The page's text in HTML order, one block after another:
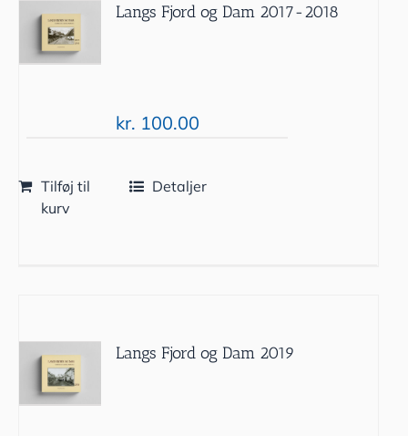
Langs Fjord og Dam 2017-2018
kr. 100.00
Tilføj til
kurv
Detaljer
Langs Fjord og Dam 2019